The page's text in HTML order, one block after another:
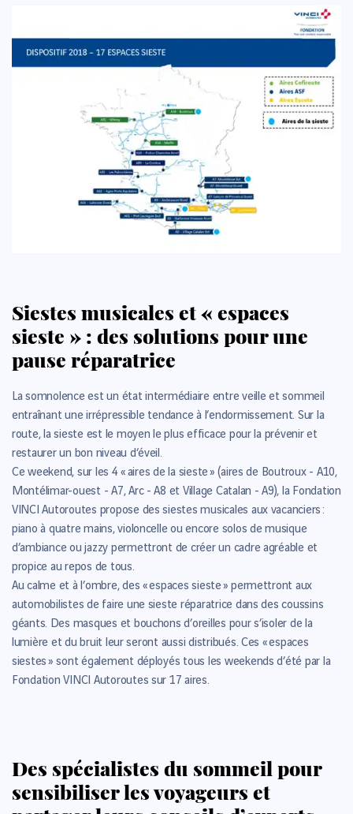
Siestes musicales et « espaces
sieste » : des solutions pour une
pause réparatrice
La somnolence est un état intermédiaire entre veille et sommeil
entraînant une irrépressible tendance à l’endormissement. Sur la
route, la sieste est le moyen le plus efficace pour la prévenir et
restaurer un bon niveau d’éveil.
Ce weekend, sur les 4 « aires de la sieste » (aires de Boutroux - A10,
Montélimar-ouest - A7, Arc - A8 et Village Catalan - A9), la Fondation
VINCI Autoroutes propose des siestes musicales aux vacanciers :
piano à quatre mains, violoncelle ou encore solos de musique
d’ambiance ou jazzy permettront de créer un cadre agréable et
propice au repos de tous.
Au calme et à l’ombre, des « espaces sieste » permettront aux
automobilistes de faire une sieste réparatrice dans des coussins
géants. Des masques et bouchons d’oreilles pour s’isoler de la
lumière et du bruit leur seront aussi distribués. Ces « espaces
siestes » sont également déployés tous les weekends d’été par la
Fondation VINCI Autoroutes sur 17 aires.
Des spécialistes du sommeil pour
sensibiliser les voyageurs et